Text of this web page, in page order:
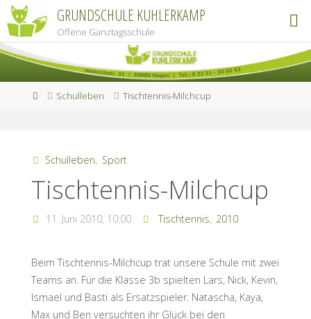
Zum
Inhalt
springen
GRUNDSCHULE KUHLERKAMP
Offene Ganztagsschule
StartSchulleben Tischtennis-Milchcup
Schulleben, Sport
Tischtennis-Milchcup
11. Juni 2010, 10:00 Tischtennis, 2010
Beim Tischtennis-Milchcup trat unsere Schule mit zwei
Teams an. Für die Klasse 3b spielten Lars, Nick, Kevin,
Ismael und Basti als Ersatzspieler. Natascha, Kaya,
Max und Ben versuchten ihr Glück bei den